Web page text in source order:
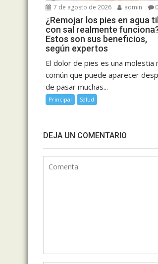
7 de agosto de 2026 admin 0
¿Remojar los pies en agua
con sal realmente
Estos son sus beneficios,
según expertos
El dolor de pies es una molestia
común que puede aparecer
de pasar muchas...
Principal Salud
DEJA UN COMENTARIO